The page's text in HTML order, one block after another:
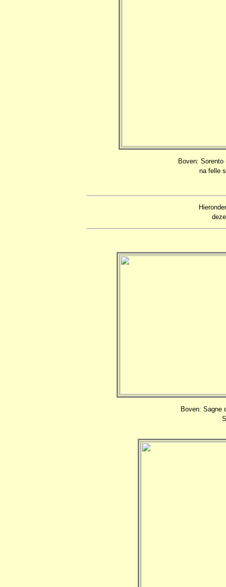
Boven:
na felle
Boven: Sagne